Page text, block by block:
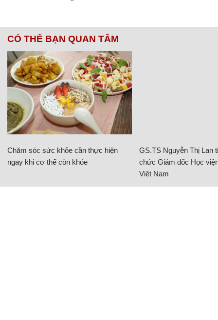
CÓ THỂ BẠN QUAN TÂM
Chăm sóc sức khỏe cần thực hiện
ngay khi cơ thể còn khỏe
GS.TS Nguyễn Thị Lan
chức Giám đốc Học
Việt Nam